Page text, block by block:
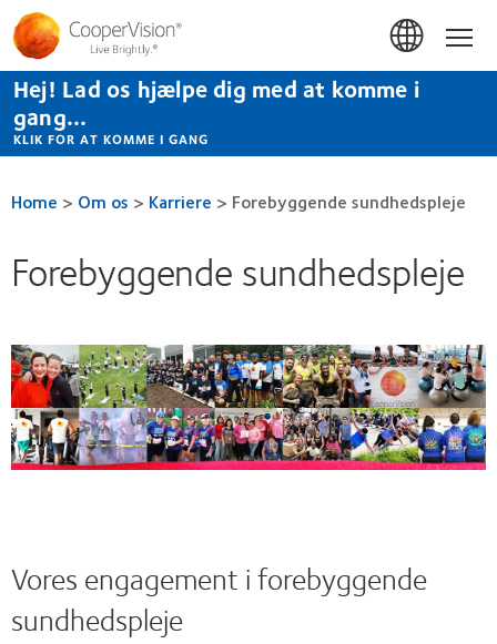
hovedindhold
Hej! Lad os hjælpe dig med at komme i
gang...
KLIK FOR AT KOMME I GANG
Home > Om os > Karriere > Forebyggende sundhedspleje
Forebyggende sundhedspleje
Vores engagement i forebyggende
sundhedspleje